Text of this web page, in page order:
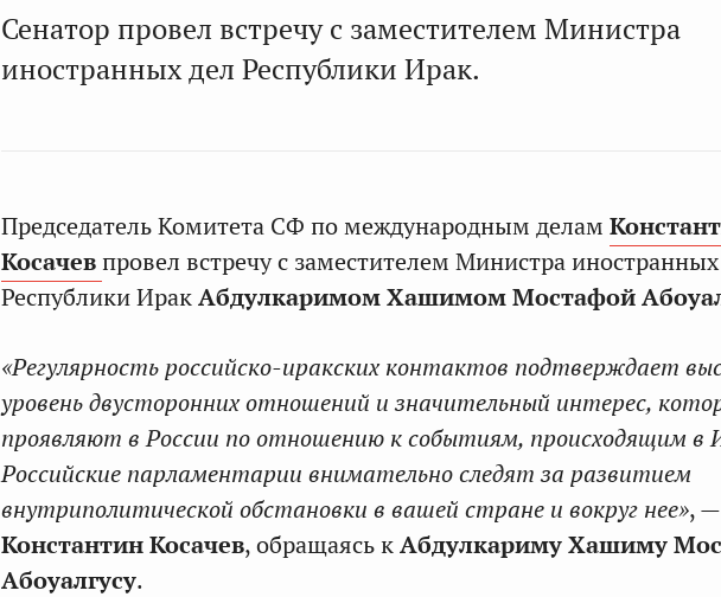
Сенатор провел встречу с заместителем Министра
иностранных дел Республики Ирак.
Председатель Комитета СФ по международным делам
Косачевпровел встречу с заместителем Министра
Республики ИракАбдулкаримом Хашимом Мостафой
«Регулярность российско-иракских контактов подтверждает
уровень двусторонних отношений и значительный интерес,
проявляют в России по отношению к событиям, происходящим в
Российские парламентарии внимательно следят за развитием
внутриполитической обстановки в вашей стране и вокруг нее», —
Константин Косачев, обращаясь кАбдулкариму Хашиму
Абоуалгусу.